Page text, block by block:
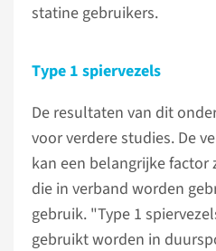
statine gebruikers.
Type 1 spiervezels
De resultaten van dit
voor verdere studies. De
kan een belangrijke
die in verband worden
gebruik. "Type 1
gebruikt worden in